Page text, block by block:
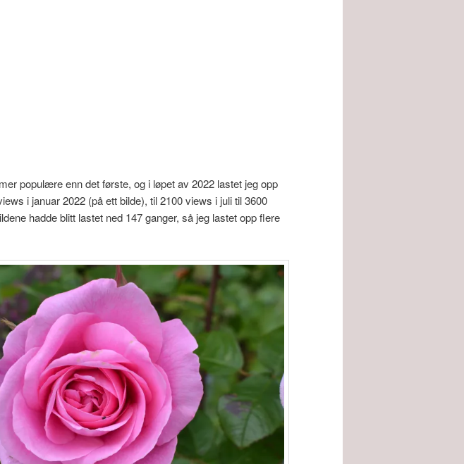
populære enn det første, og i løpet av 2022 lastet jeg opp
i januar 2022 (på ett bilde), til 2100 views i juli til 3600
hadde blitt lastet ned 147 ganger, så jeg lastet opp flere